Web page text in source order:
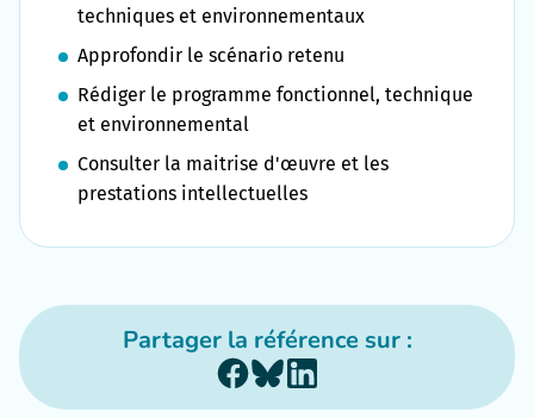
techniques et environnementaux
Approfondir le scénario retenu
Rédiger le programme fonctionnel, technique
et environnemental
Consulter la maitrise d'œuvre et les
prestations intellectuelles
Partager la référence sur :